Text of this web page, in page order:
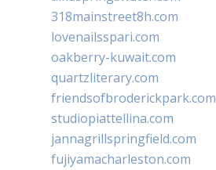
318mainstreet8h.com
lovenailsspari.com
oakberry-kuwait.com
quartzliterary.com
friendsofbroderickpark.com
studiopiattellina.com
jannagrillspringfield.com
fujiyamacharleston.com